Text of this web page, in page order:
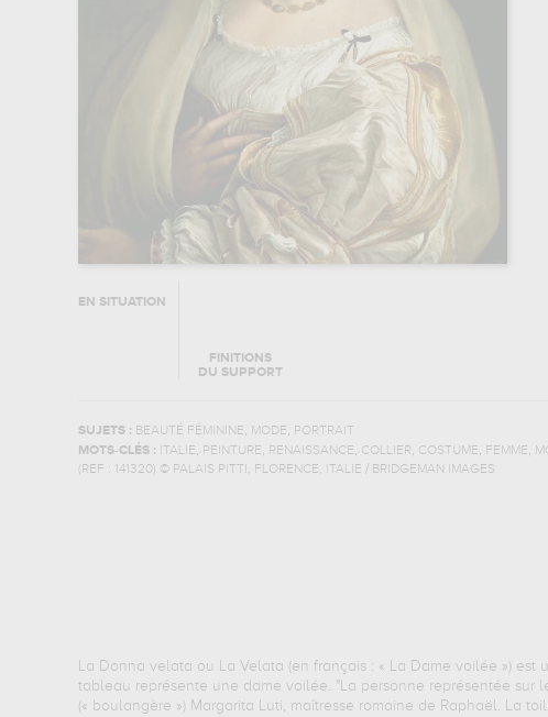
EN SITUATION
FINITIONS
DU SUPPORT
SUJETS : BEAUTÉ FÉMININE, MODE, PORTRAIT
MOTS-CLÉS :
ITALIE, PEINTURE, RENAISSANCE, COLLIER, COSTUME, FEMME,
(REF :
141320) © PALAIS PITTI, FLORENCE, ITALIE / BRIDGEMAN IMAGES
La Donna velata ou La Velata (en français : « La Dame voilée »)
tableau représente une dame voilée. "La personne représentée
(« boulangère ») Margarita Luti, maîtresse romaine de Raphaël. La